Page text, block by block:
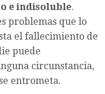
e indisoluble.
problemas que lo
el fallecimiento de
puede
circunstancia,
entrometa.